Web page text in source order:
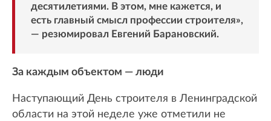
десятилетиями. В этом, мне кажется, и
есть главный смысл профессии строителя»,
— резюмировал Евгений Барановский.
За каждым объектом — люди
Наступающий День строителя в Ленинградской
области на этой неделе уже отметили не